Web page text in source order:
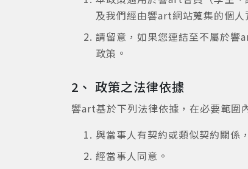
及我們經由響art網站蒐集的個
請留意，如果您連結至不屬於響
政策。
2、 政策之法律依據
響art基於下列法律依據，在必要範圍
與當事人有契約或類似契約關係
經當事人同意。